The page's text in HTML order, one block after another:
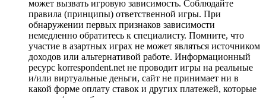
может вызвать игровую зависимость. Соблюдайте
правила (принципы) ответственной игры. При
обнаружении первых признаков зависимости
немедленно обратитесь к специалисту. Помните, что
участие в азартных играх не может являться источником
доходов или альтернативой работе. Информационный
ресурс korrespondent.net не проводит игры на реальные
и/или виртуальные деньги, сайт не принимает ни в
какой форме оплату ставок и других платежей, которые